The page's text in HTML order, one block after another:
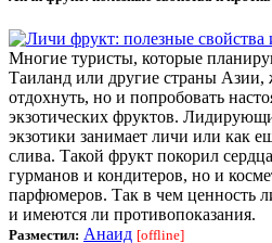
Многие туристы, которые
Таиланд или другие страны Азии,
отдохнуть, но и попробовать
экзотических фруктов.
экзотики занимает личи или как
слива. Такой фрукт покорил
гурманов и кондитеров, но и
парфюмеров. Так в чем ценность
и имеются ли противопоказания.
Разместил: Анаид [offline]